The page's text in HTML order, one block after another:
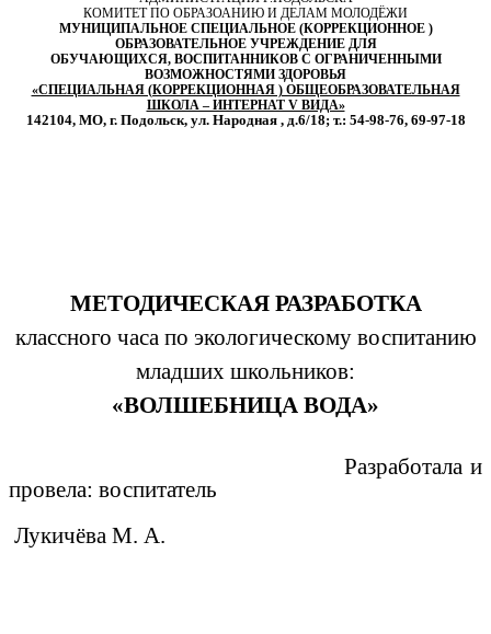
КОМИТЕТ ПО ОБРАЗОАНИЮ И ДЕЛАМ МОЛОДЁЖИ
МУНИЦИПАЛЬНОЕ СПЕЦИАЛЬНОЕ (КОРРЕКЦИОННОЕ )
ОБРАЗОВАТЕЛЬНОЕ УЧРЕЖДЕНИЕ ДЛЯ
ОБУЧАЮЩИХСЯ, ВОСПИТАННИКОВ С ОГРАНИЧЕННЫМИ
ВОЗМОЖНОСТЯМИ ЗДОРОВЬЯ
«СПЕЦИАЛЬНАЯ (КОРРЕКЦИОННАЯ ) ОБЩЕОБРАЗОВАТЕЛЬНАЯ
ШКОЛА – ИНТЕРНАТ V ВИДА»
142104, МО, г. Подольск, ул. Народная , д.6/18; т.: 54-98-76, 69-97-18
МЕТОДИЧЕСКАЯ РАЗРАБОТКА
классного часа по экологическому воспитанию
младших школьников:
«ВОЛШЕБНИЦА ВОДА»
Разработала и
провела: воспитатель
Лукичёва М. А.